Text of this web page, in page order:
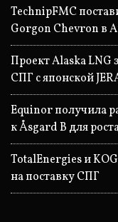
TechnipFMC
Gorgon Chevron в
Проект Alaska LNG
СПГ с японской
Equinor получила
к Åsgard B для
TotalEnergies и
на поставку СПГ